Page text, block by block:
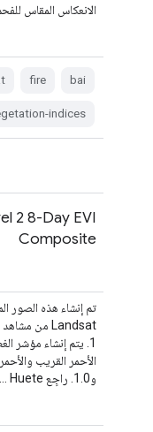
الانعكاس المقاس
bai
fire
indices
2 8-Day EVI
Composite
و1.0. راجِع Huete …